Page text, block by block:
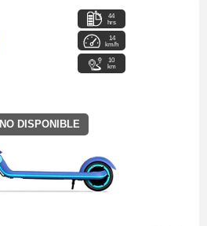
NO DISPONIBLE
44
hrs
14
km/h
10
km